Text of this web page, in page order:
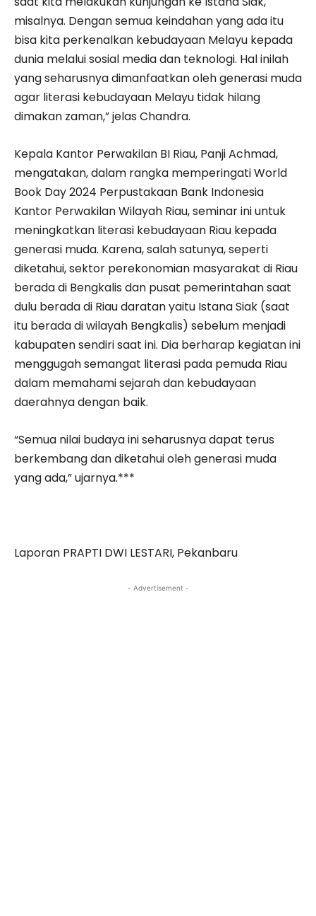
misalnya. Dengan semua keindahan yang ada itu
bisa kita perkenalkan kebudayaan Melayu kepada
dunia melalui sosial media dan teknologi. Hal inilah
yang seharusnya dimanfaatkan oleh generasi muda
agar literasi kebudayaan Melayu tidak hilang
dimakan zaman,” jelas Chandra.
Kepala Kantor Perwakilan BI Riau, Panji Achmad,
mengatakan, dalam rangka memperingati World
Book Day 2024 Perpustakaan Bank Indonesia
Kantor Perwakilan Wilayah Riau, seminar ini untuk
meningkatkan literasi kebudayaan Riau kepada
generasi muda. Karena, salah satunya, seperti
diketahui, sektor perekonomian masyarakat di Riau
berada di Bengkalis dan pusat pemerintahan saat
dulu berada di Riau daratan yaitu Istana Siak (saat
itu berada di wilayah Bengkalis) sebelum menjadi
kabupaten sendiri saat ini. Dia berharap kegiatan ini
menggugah semangat literasi pada pemuda Riau
dalam memahami sejarah dan kebudayaan
daerahnya dengan baik.
“Semua nilai budaya ini seharusnya dapat terus
berkembang dan diketahui oleh generasi muda
yang ada,” ujarnya.***
Laporan PRAPTI DWI LESTARI, Pekanbaru
- Advertisement -